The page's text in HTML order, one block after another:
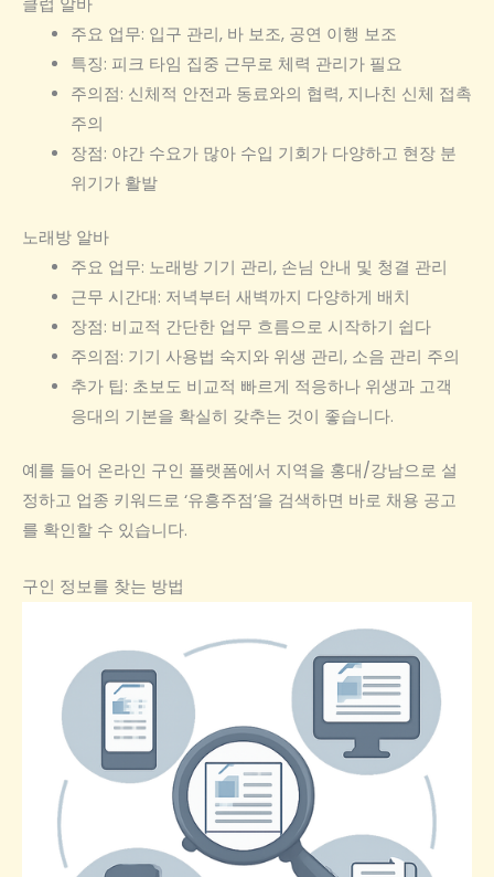
클럽 알바
주요 업무: 입구 관리, 바 보조, 공연 이행 보조
특징: 피크 타임 집중 근무로 체력 관리가 필요
주의점: 신체적 안전과 동료와의 협력, 지나친 신체 접촉
주의
장점: 야간 수요가 많아 수입 기회가 다양하고 현장 분
위기가 활발
노래방 알바
주요 업무: 노래방 기기 관리, 손님 안내 및 청결 관리
근무 시간대: 저녁부터 새벽까지 다양하게 배치
장점: 비교적 간단한 업무 흐름으로 시작하기 쉽다
주의점: 기기 사용법 숙지와 위생 관리, 소음 관리 주의
추가 팁: 초보도 비교적 빠르게 적응하나 위생과 고객
응대의 기본을 확실히 갖추는 것이 좋습니다.
예를 들어 온라인 구인 플랫폼에서 지역을 홍대/강남으로 설
정하고 업종 키워드로 ‘유흥주점’을 검색하면 바로 채용 공고
를 확인할 수 있습니다.
구인 정보를 찾는 방법